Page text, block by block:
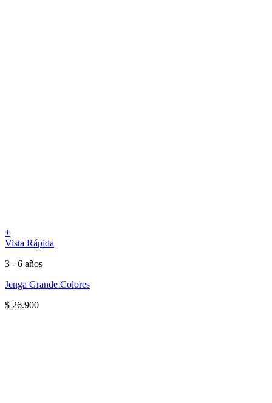
+
Vista Rápida
3 - 6 años
Jenga Grande Colores
$ 26.900